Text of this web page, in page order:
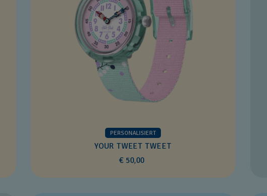
PERSONALISIERT
YOUR TWEET TWEET
€ 50,00